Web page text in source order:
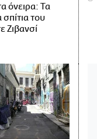
όνειρα: Τα
του
Ζιβανσί